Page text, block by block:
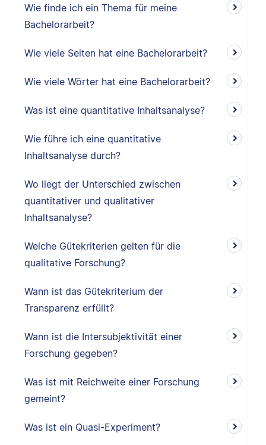
Wie finde ich ein Thema für meine
Bachelorarbeit?
Wie viele Seiten hat eine Bachelorarbeit?
Wie viele Wörter hat eine Bachelorarbeit?
Was ist eine quantitative Inhaltsanalyse?
Wie führe ich eine quantitative
Inhaltsanalyse durch?
Wo liegt der Unterschied zwischen
quantitativer und qualitativer
Inhaltsanalyse?
Welche Gütekriterien gelten für die
qualitative Forschung?
Wann ist das Gütekriterium der
Transparenz erfüllt?
Wann ist die Intersubjektivität einer
Forschung gegeben?
Was ist mit Reichweite einer Forschung
gemeint?
Was ist ein Quasi-Experiment?